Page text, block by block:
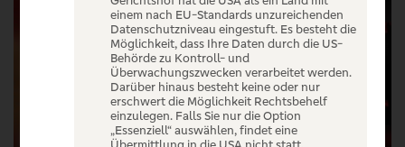
einem nach EU-Standards unzureichenden
Datenschutzniveau eingestuft. Es besteht die
Möglichkeit, dass Ihre Daten durch die US-
Behörde zu Kontroll- und
Überwachungszwecken verarbeitet werden.
Darüber hinaus besteht keine oder nur
erschwert die Möglichkeit Rechtsbehelf
einzulegen. Falls Sie nur die Option
„Essenziell“ auswählen, findet eine